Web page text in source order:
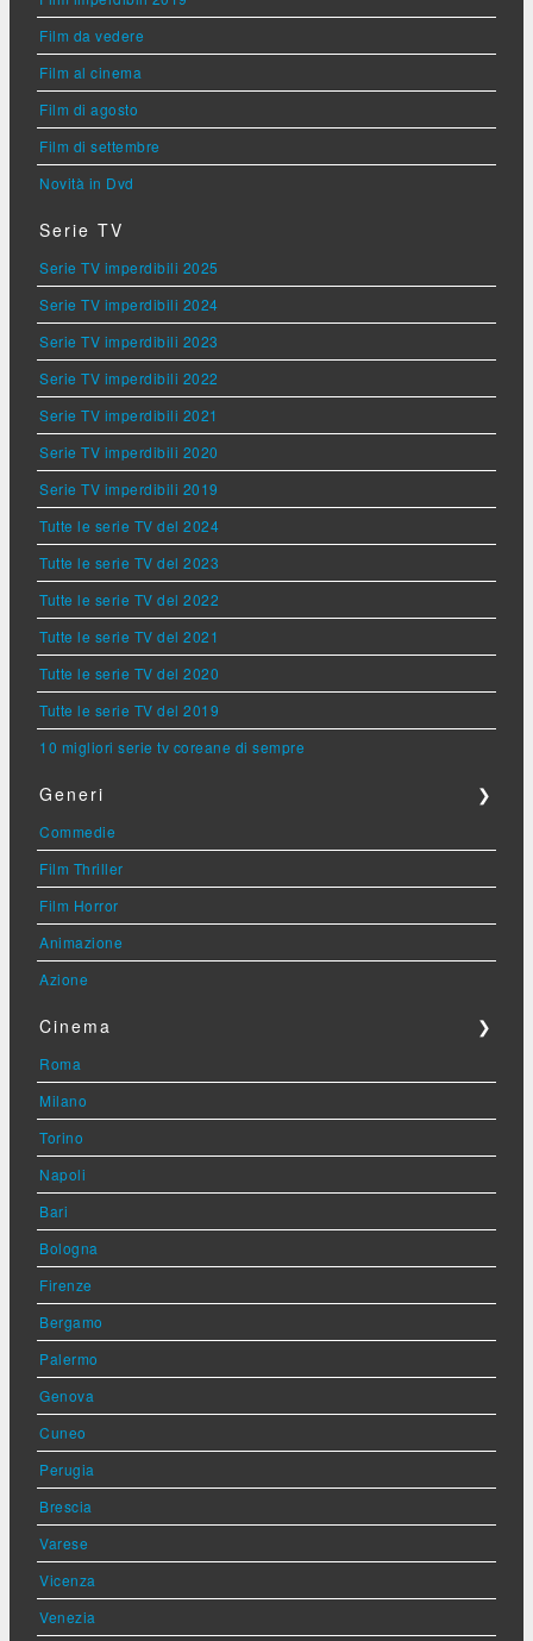
Film da vedere
Film al cinema
Film di agosto
Film di settembre
Novità in Dvd
Serie TV
Serie TV imperdibili 2025
Serie TV imperdibili 2024
Serie TV imperdibili 2023
Serie TV imperdibili 2022
Serie TV imperdibili 2021
Serie TV imperdibili 2020
Serie TV imperdibili 2019
Tutte le serie TV del 2024
Tutte le serie TV del 2023
Tutte le serie TV del 2022
Tutte le serie TV del 2021
Tutte le serie TV del 2020
Tutte le serie TV del 2019
10 migliori serie tv coreane di sempre
Generi ❯
Commedie
Film Thriller
Film Horror
Animazione
Azione
Cinema ❯
Roma
Milano
Torino
Napoli
Bari
Bologna
Firenze
Bergamo
Palermo
Genova
Cuneo
Perugia
Brescia
Varese
Vicenza
Venezia